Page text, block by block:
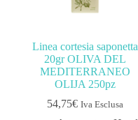
Linea cortesia saponetta
20gr OLIVA DEL
MEDITERRANEO
OLIJA 250pz
54,75€ Iva Esclusa